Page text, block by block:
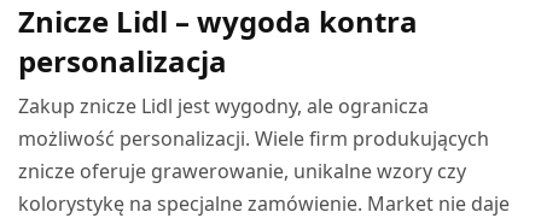
Znicze Lidl – wygoda kontra
personalizacja
Zakup znicze Lidl jest wygodny, ale ogranicza
możliwość personalizacji. Wiele firm produkujących
znicze oferuje grawerowanie, unikalne wzory czy
kolorystykę na specjalne zamówienie. Market nie daje